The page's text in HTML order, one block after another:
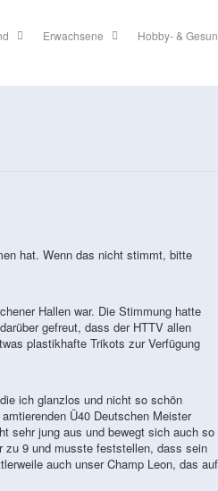
Erwachsene Hobby- &
hat. Wenn das nicht stimmt, bitte
Hallen war. Die Stimmung hatte
gefreut, dass der HTTV allen
plastikhafte Trikots zur Verfügung
ich glanzlos und nicht so schön
Ü40 Deutschen Meister
sehr jung aus und bewegt sich auch so
zu 9 und musste feststellen, dass sein
auch unser Champ Leon, das auf